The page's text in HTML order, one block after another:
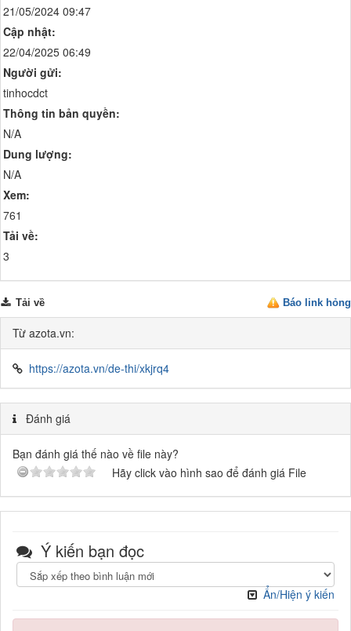
21/05/2024 09:47
Cập nhật:
22/04/2025 06:49
Người gửi:
tinhocdct
Thông tin bản quyền:
N/A
Dung lượng:
N/A
Xem:
761
Tải về:
3
Báo link hỏng
Tải về
Từ azota.vn:
https://azota.vn/de-thi/xkjrq4
Đánh giá
Bạn đánh giá thế nào về file này?
Hãy click vào hình sao để đánh giá File
Ý kiến bạn đọc
Ẩn/Hiện ý kiến